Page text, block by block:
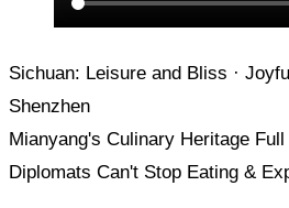
Sichuan: Leisure and Bliss ·
Shenzhen
Mianyang's Culinary Heritage
Diplomats Can't Stop Eating &